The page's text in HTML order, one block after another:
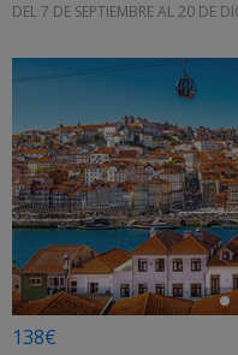
DEL 7 DE SEPTIEMBRE AL 20 DE
←
138€